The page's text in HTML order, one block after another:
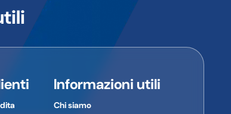
particolare dal prodotto al quale si riferiscono.
Informazioni utili
Chi siamo